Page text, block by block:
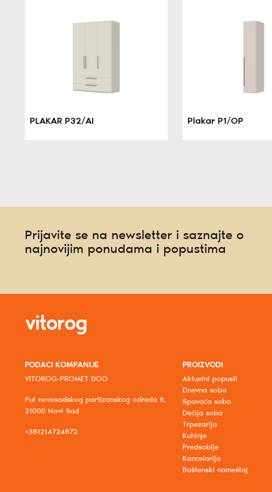
PLAKAR P32/AI Plakar P1/OP
Prijavite se na newsletter i saznajte o
najnovijim ponudama i popustima
PODACI KOMPANIJE
VITOROG-PROMET DOO
Put novosadskog partizanskog odreda 6,
21000 Novi Sad
+381214724872
PROIZVODI
Aktuelni popusti
Dnevna soba
Spavaća soba
Dečija soba
Trpezarija
Kuhinje
Predsoblje
Kancelarija
Baštenski nameštaj